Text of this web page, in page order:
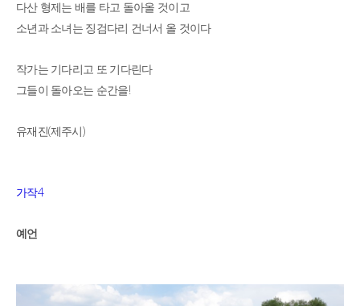
다산 형제는 배를 타고 돌아올 것이고
소년과 소녀는 징검다리 건너서 올 것이다
작가는 기다리고 또 기다린다
그들이 돌아오는 순간을!
유재진(제주시)
가작4
예언